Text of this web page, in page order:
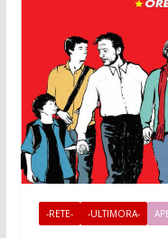
-RETE- -ULTIMORA-